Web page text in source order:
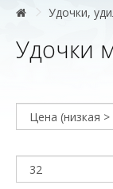
Удочки,
Удочки